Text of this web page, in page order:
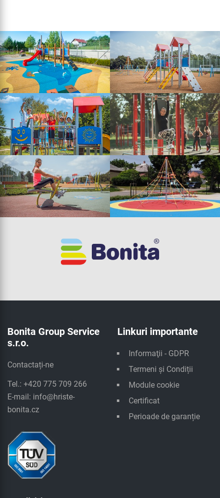
Bonita Group Service
s.r.o.
Contactați-ne
Tel.: +420 775 709 266
E-mail: info@hriste-
bonita.cz
Linkuri importante
Informaţii - GDPR
Termeni și Condiții
Module cookie
Certificat
Perioade de garanție